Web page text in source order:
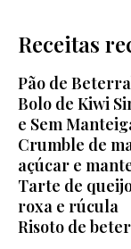
Receitas
Pão de
Bolo de Kiwi
e Sem
Crumble de
açúcar e
Tarte de
roxa e rúcula
Risoto de